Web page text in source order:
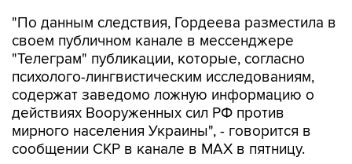
"По данным следствия, Гордеева разместила в
своем публичном канале в мессенджере
"Телеграм" публикации, которые, согласно
психолого-лингвистическим исследованиям,
содержат заведомо ложную информацию о
действиях Вооруженных сил РФ против
мирного населения Украины", - говорится в
сообщении СКР в канале в MAX в пятницу.